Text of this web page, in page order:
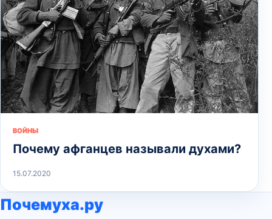
ВОЙНЫ
Почему афганцев называли духами?
15.07.2020
Почемуха.ру